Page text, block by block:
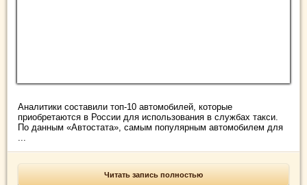
Аналитики составили топ-10 автомобилей, которые
приобретаются в России для использования в службах такси.
По данным «Автостата», самым популярным автомобилем для
...
Читать запись полностью